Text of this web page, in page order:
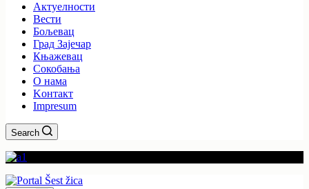
Актуелности
Вести
Бољевац
Град Зајечар
Књажевац
Сокобања
O нама
Kонтакт
Impresum
Search